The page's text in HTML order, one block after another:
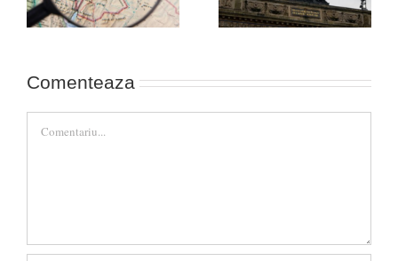
Comenteaza